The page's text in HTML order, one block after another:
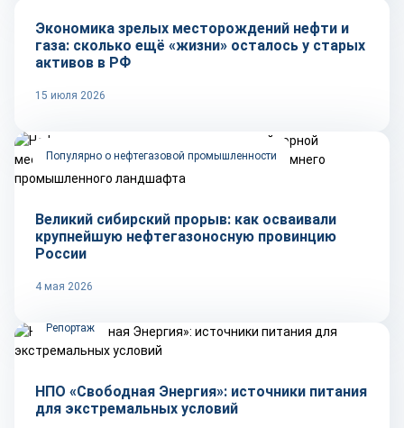
Экономика зрелых месторождений нефти и
газа: сколько ещё «жизни» осталось у старых
активов в РФ
15 июля 2026
Популярно о нефтегазовой промышленности
Великий сибирский прорыв: как осваивали
крупнейшую нефтегазоносную провинцию
России
4 мая 2026
Репортаж
НПО «Свободная Энергия»: источники питания
для экстремальных условий